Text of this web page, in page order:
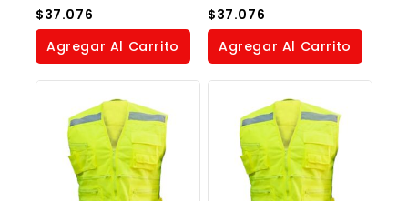
0
out
of
$37.076
Agregar Al Carrito
0
out
of
$37.076
Agregar Al Carrito